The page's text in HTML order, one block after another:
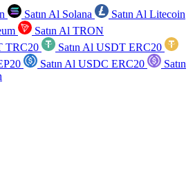
Satın Al Solana
Satın Al Litecoin
Satın Al TRON
TRC20
Satın Al USDT ERC20
Satın Al USDC ERC20
Satın